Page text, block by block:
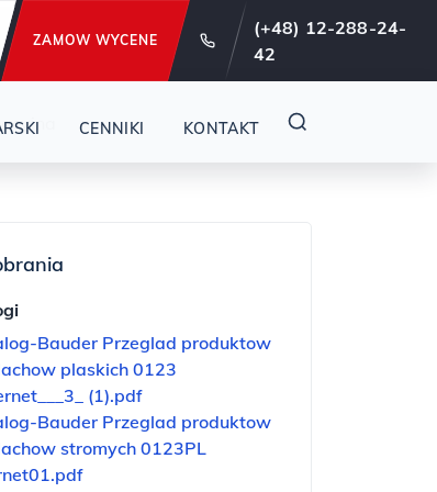
29 lat !
ZAMOW WYCENE
(+48) 12-288-24-
42
CENNIKI KONTAKT
Bauder Przeglad produktow
plaskich 0123
(1).pdf
Bauder Przeglad produktow
stromych 0123PL